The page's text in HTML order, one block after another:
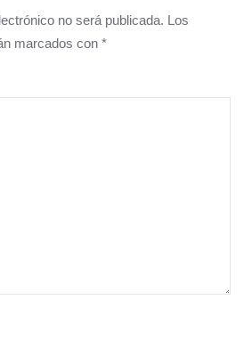
no será publicada. Los
marcados con *